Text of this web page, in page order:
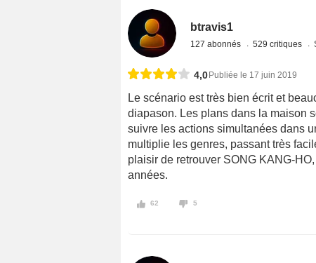
btravis1
127 abonnés 529 critiques
4,0 Publiée le 17 juin 2019
Le scénario est très bien écrit et
diapason. Les plans dans la maison
suivre les actions simultanées dans
multiplie les genres, passant très
plaisir de retrouver SONG KANG-
années.
62 5